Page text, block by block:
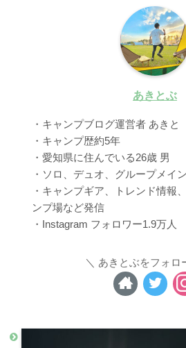
あきとぶ
・キャンプブログ運営者 あきと
・キャンプ歴約5年
・愛知県に住んでいる26歳 男
・ソロ、デュオ、グループメイン
・キャンプギア、トレンド情報
ンプ場など発信
・Instagram フォロワー1.9万人
あきとぶをフォロ